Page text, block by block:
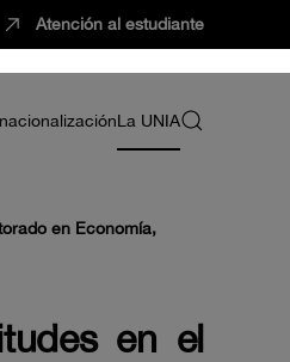
Atención al estudiante
La UNIA
en Economía,
en el